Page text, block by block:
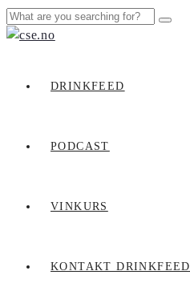
DRINKFEED
PODCAST
VINKURS
KONTAKT DRINKFEED